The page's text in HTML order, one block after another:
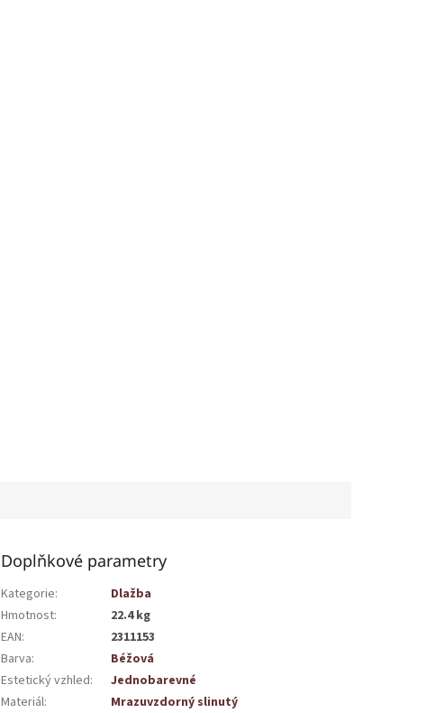
Doplňkové parametry
Kategorie:
Dlažba
Hmotnost:
22.4 kg
EAN:
2311153
Barva:
Béžová
Estetický vzhled:
Jednobarevné
Materiál:
Mrazuvzdorný slinutý